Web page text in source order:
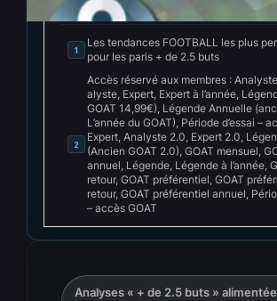
INDEX
1
Les tendances FOOTBALL les plus
pour les paris + de 2.5 buts
2
Accès réservé aux membres :
alyste, Expert, Expert à l’année,
GOAT 14,99€), Légende Annuelle
L’année du GOAT), Période d’essai –
Expert, Analyste 2.0, Expert 2.0,
(Ancien GOAT 2.0), GOAT mensuel,
annuel, Légende, Légende à l’année,
retour, GOAT préférentiel, GOAT
retour, GOAT préférentiel annuel,
– accès GOAT
Analyses « + de 2.5 buts »